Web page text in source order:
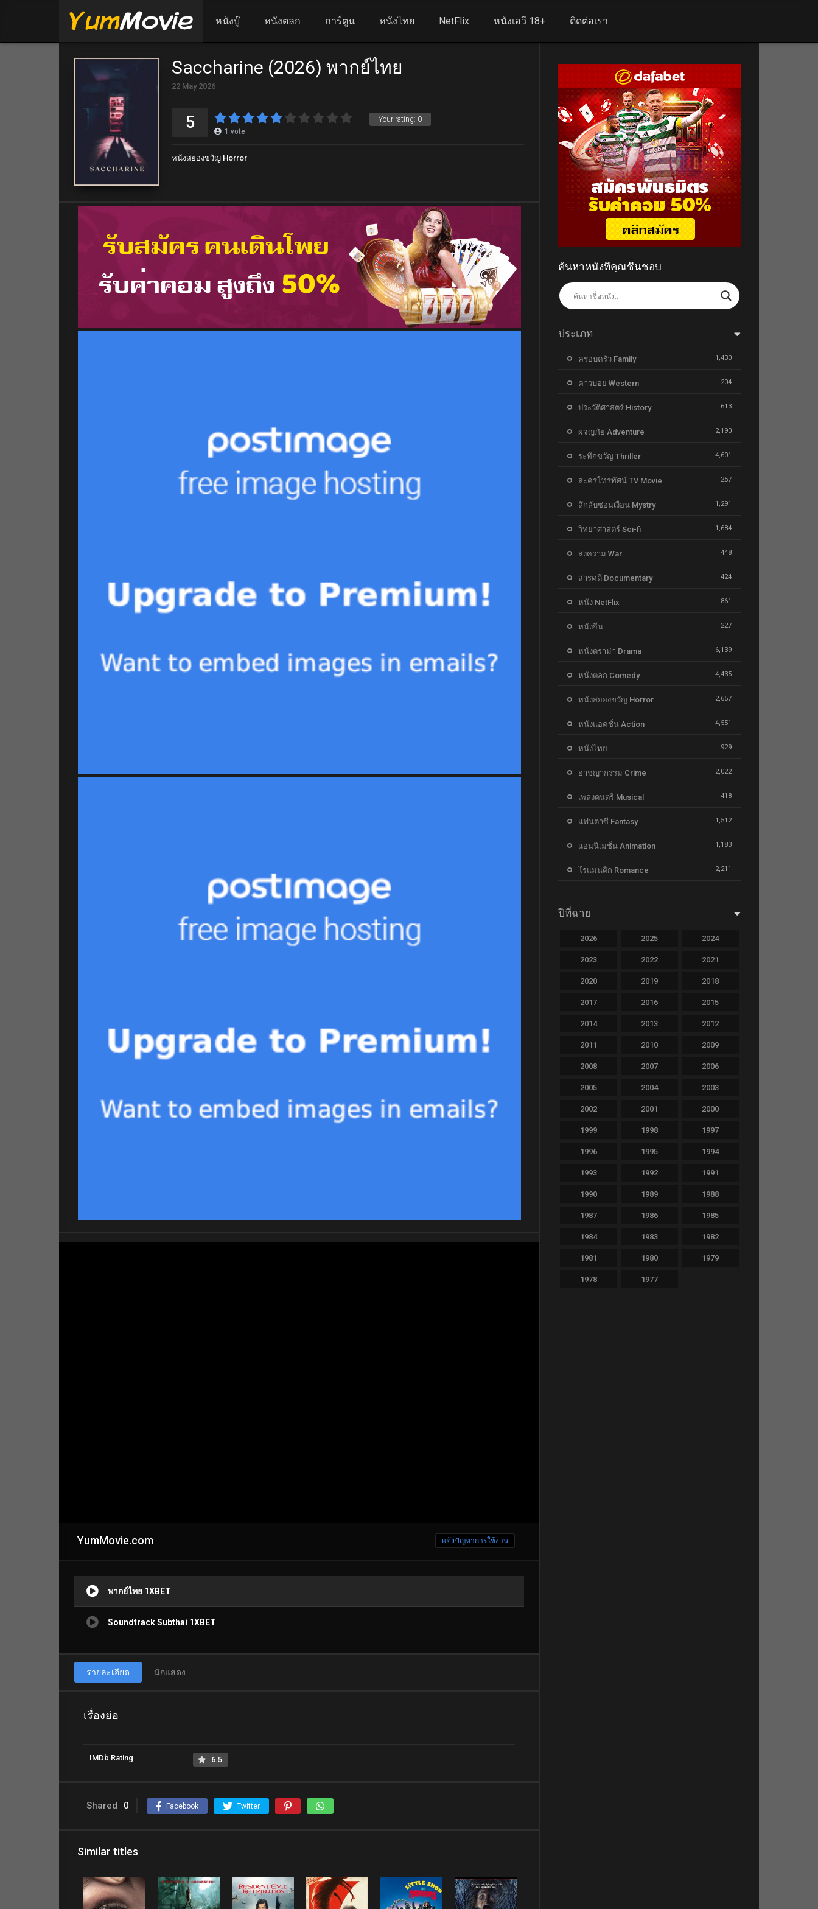
หนังบู๊ หนังตลก การ์ตูน หนังไทย NetFlix หนังเอวี 18+ ติดต่อเรา
Saccharine (2026) พากย์ไทย
22 May 2026
Your rating: 0
5 1 vote
หนังสยองขวัญ Horror
YumMovie.com แจ้งปัญหาการใช้งาน
พากย์ไทย 1XBET
Soundtrack Subthai 1XBET
รายละเอียด นักแสดง
เรื่องย่อ
IMDb Rating 6.5
Shared 0 Facebook Twitter
Similar titles
ค้นหาหนังที่คุณชื่นชอบ
ประเภท
ครอบครัว Family 1,430
คาวบอย Western 204
ประวัติศาสตร์ History 613
ผจญภัย Adventure 2,190
ระทึกขวัญ Thriller 4,601
ละครโทรทัศน์ TV Movie 257
ลึกลับซ่อนเงื่อน Mystry 1,291
วิทยาศาสตร์ Sci-fi 1,684
สงคราม War 448
สารคดี Documentary 424
หนัง NetFlix 861
หนังจีน 227
หนังดราม่า Drama 6,139
หนังตลก Comedy 4,435
หนังสยองขวัญ Horror 2,657
หนังแอคชั่น Action 4,551
หนังไทย 929
อาชญากรรม Crime 2,022
เพลงดนตรี Musical 418
แฟนตาซี Fantasy 1,512
แอนนิเมชั่น Animation 1,183
โรแมนติก Romance 2,211
ปีที่ฉาย
2026 2025 2024
2023 2022 2021
2020 2019 2018
2017 2016 2015
2014 2013 2012
2011 2010 2009
2008 2007 2006
2005 2004 2003
2002 2001 2000
1999 1998 1997
1996 1995 1994
1993 1992 1991
1990 1989 1988
1987 1986 1985
1984 1983 1982
1981 1980 1979
1978 1977